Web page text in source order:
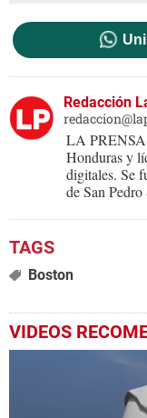
Redacción
LA PRENSA
Honduras y
digitales. Se
de San Pedro
Boston
VIDEOS